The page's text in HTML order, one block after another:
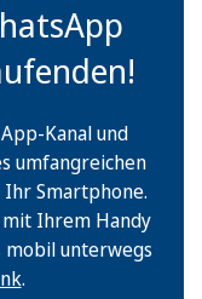
Kanal und
umfangreichen
Smartphone.
mit Ihrem Handy
mobil unterwegs
.